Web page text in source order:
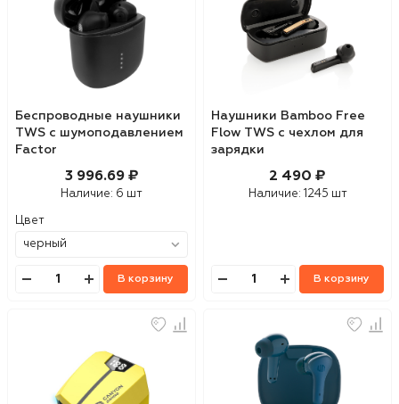
Беспроводные наушники
TWS c шумоподавлением
Factor
3 996.69 ₽
Наличие: 6 шт
Цвет
В корзину
Наушники Bamboo Free
Flow TWS с чехлом для
зарядки
2 490 ₽
Наличие: 1245 шт
В корзину